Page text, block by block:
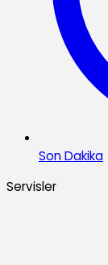
Son Dakika
Servisler